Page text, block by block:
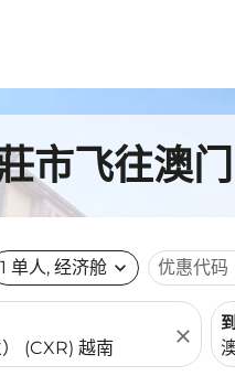
市飞往澳
1 单人, 经济舱 expand_more 优惠代码
close
到